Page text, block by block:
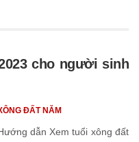
cho người sinh
dẫn Xem tuổi xông đất
ĐẤT NĂM